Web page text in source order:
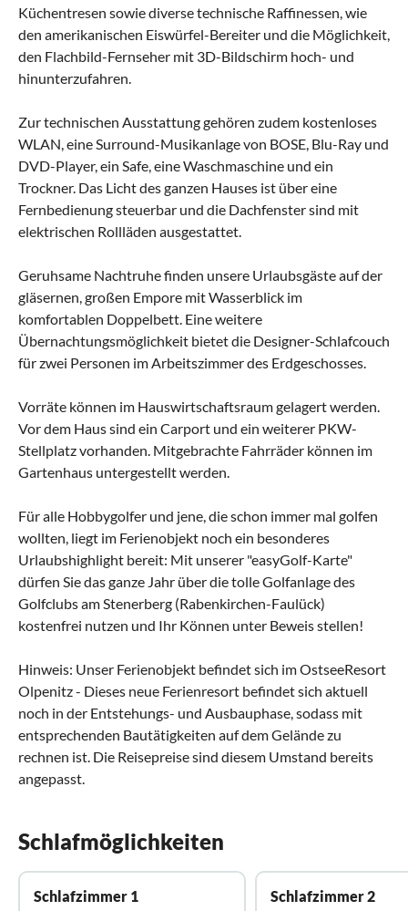
Küchentresen sowie diverse technische Raffinessen, wie
den amerikanischen Eiswürfel-Bereiter und die Möglichkeit,
den Flachbild-Fernseher mit 3D-Bildschirm hoch- und
hinunterzufahren.
Zur technischen Ausstattung gehören zudem kostenloses
WLAN, eine Surround-Musikanlage von BOSE, Blu-Ray und
DVD-Player, ein Safe, eine Waschmaschine und ein
Trockner. Das Licht des ganzen Hauses ist über eine
Fernbedienung steuerbar und die Dachfenster sind mit
elektrischen Rollläden ausgestattet.
Geruhsame Nachtruhe finden unsere Urlaubsgäste auf der
gläsernen, großen Empore mit Wasserblick im
komfortablen Doppelbett. Eine weitere
Übernachtungsmöglichkeit bietet die Designer-Schlafcouch
für zwei Personen im Arbeitszimmer des Erdgeschosses.
Vorräte können im Hauswirtschaftsraum gelagert werden.
Vor dem Haus sind ein Carport und ein weiterer PKW-
Stellplatz vorhanden. Mitgebrachte Fahrräder können im
Gartenhaus untergestellt werden.
Für alle Hobbygolfer und jene, die schon immer mal golfen
wollten, liegt im Ferienobjekt noch ein besonderes
Urlaubshighlight bereit: Mit unserer "easyGolf-Karte"
dürfen Sie das ganze Jahr über die tolle Golfanlage des
Golfclubs am Stenerberg (Rabenkirchen-Faulück)
kostenfrei nutzen und Ihr Können unter Beweis stellen!
Hinweis: Unser Ferienobjekt befindet sich im OstseeResort
Olpenitz - Dieses neue Ferienresort befindet sich aktuell
noch in der Entstehungs- und Ausbauphase, sodass mit
entsprechenden Bautätigkeiten auf dem Gelände zu
rechnen ist. Die Reisepreise sind diesem Umstand bereits
angepasst.
Schlafmöglichkeiten
Schlafzimmer 1 Schlafzimmer 2